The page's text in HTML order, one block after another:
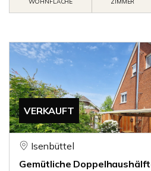
VERKAUFT
Isenbüttel
Gemütliche